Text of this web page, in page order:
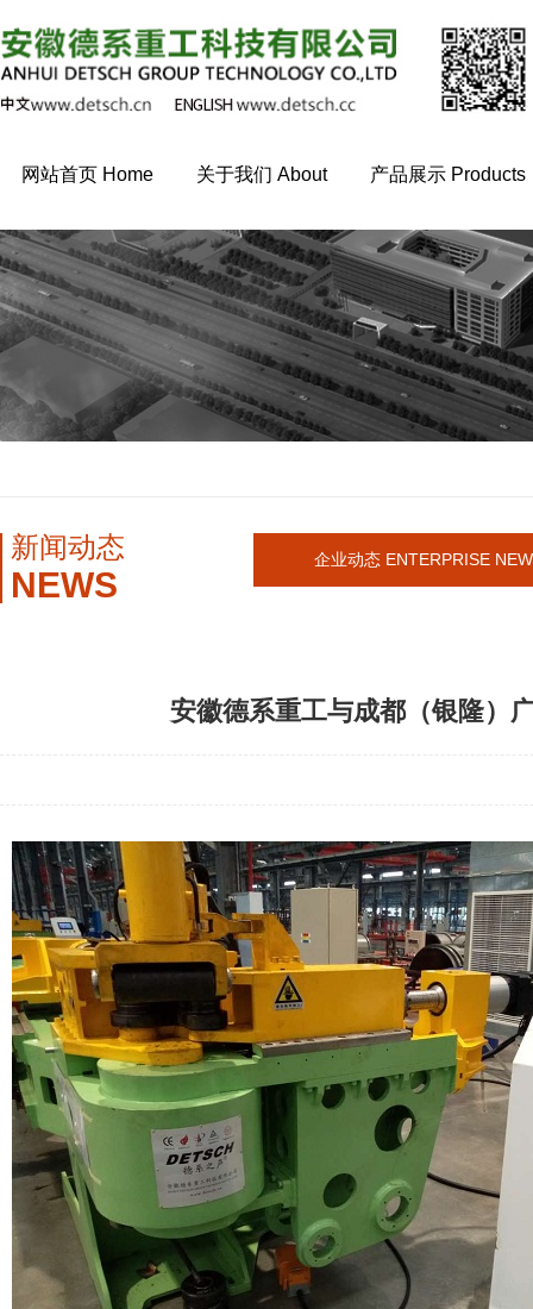
网站首页 Home 关于我们 About 产品展示 Products
新闻动态
NEWS
企业动态 ENTERPRISE
安徽德系重工与成都（银隆）